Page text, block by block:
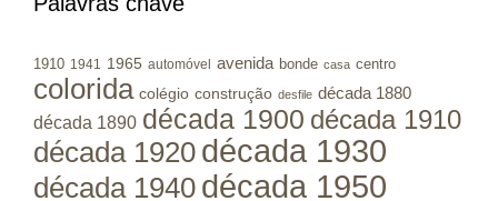
1910 1941 1965 automóvel avenida bonde casa centro
colorida colégio construção desfile década 1880
década 1890 década 1900 década 1910
década 1920 década 1930
década 1940 década 1950